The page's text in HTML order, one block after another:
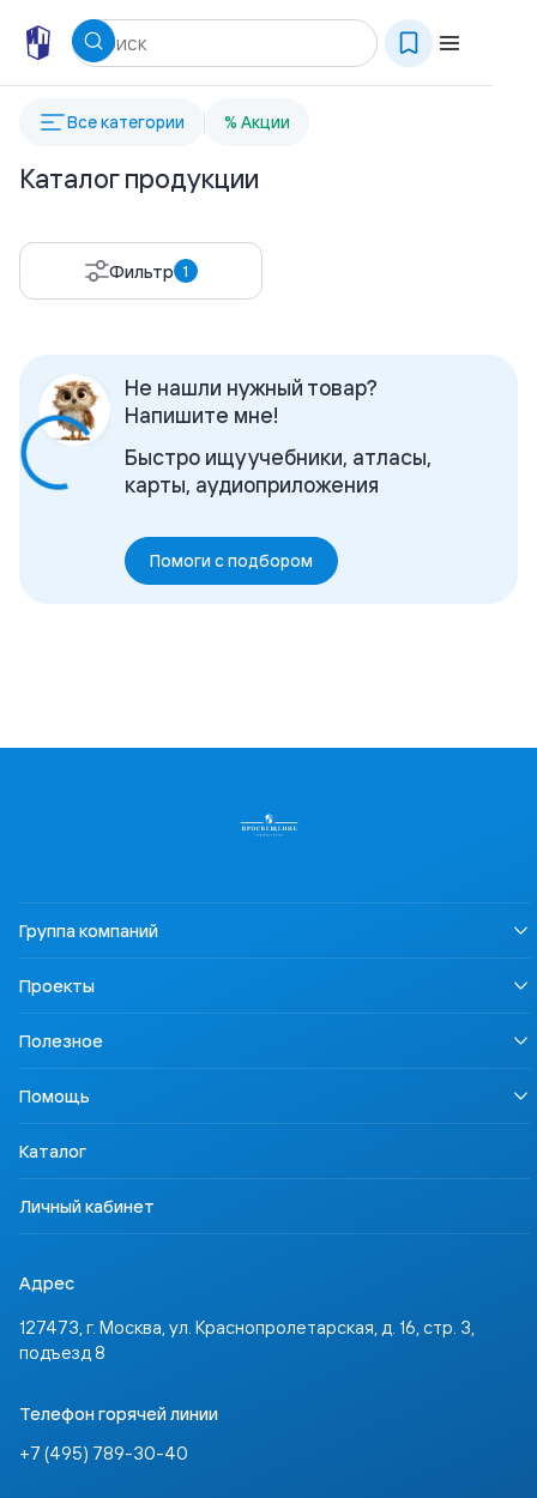
Все категории % Акции
Каталог продукции
Фильтр 1
Не нашли нужный товар?
Напишите мне!
Быстро ищу учебники, атласы,
карты, аудиоприложения
Помоги с подбором
Группа компаний
Устойчивое развитие
Информация для СМИ
Карьера
Правовая информация
Осторожно, контрафакт
Контакты
Проекты
Урок безопасности
Наша Победа
Профориентация
Учимся для жизни
ССТ Лингвотест
Полезное
Родителям
Ученикам
Партнёрам
Инвесторам
Помощь
Где купить
Задать вопрос
Каталог
Личный кабинет
Адрес
127473, г. Москва, ул. Краснопролетарская, д. 16, стр. 3,
подъезд 8
Телефон горячей линии
+7 (495) 789-30-40